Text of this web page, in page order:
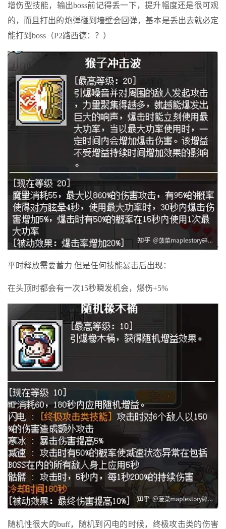
增伤型技能，输出boss前记得丢一下，提升幅度还是很可观
的，而且打出的炮弹碰到墙壁会回弹，基本是丢出去就必定
能打到boss（P2路西德：？）
平时释放需要蓄力 但是任何技能暴击后出现：
在头顶时都会有一次15秒瞬发机会，爆伤+5%
随机性很大的buff，随机到闪电的时候，终极攻击类的伤害